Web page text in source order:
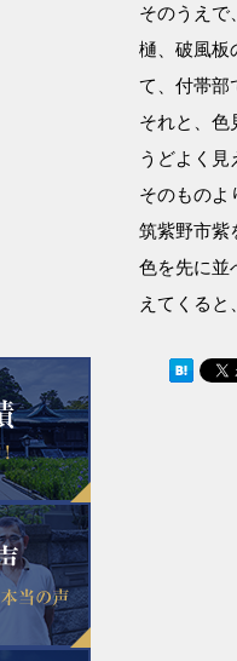
そのうえで
樋、破風板
て、付帯部
それと、色
うどよく
そのものよ
筑紫野市紫
色を先に並
えてくると